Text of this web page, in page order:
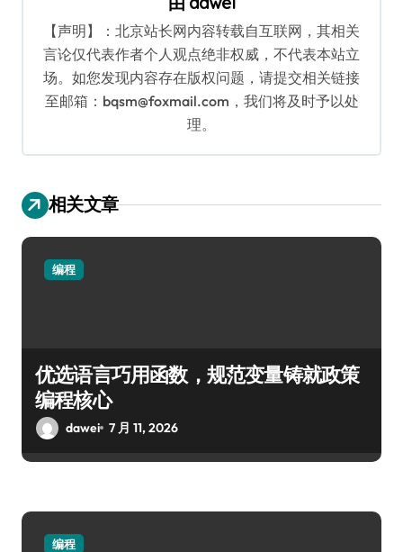
【声明】：北京站长网内容转载自互联网，其相关
言论仅代表作者个人观点绝非权威，不代表本站立
场。如您发现内容存在版权问题，请提交相关链接
至邮箱：bqsm@foxmail.com，我们将及时予以处
理。
相关文章
编程
优选语言巧用函数，规范变量铸就政策
编程核心
dawei 7 月 11, 2026
编程